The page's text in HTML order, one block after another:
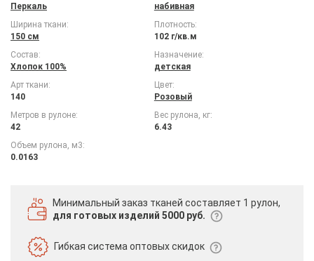
Перкаль
набивная
Ширина ткани:
150 см
Плотность:
102 г/кв.м
Состав:
Хлопок 100%
Назначение:
детская
Арт ткани:
140
Цвет:
Розовый
Метров в рулоне:
42
Вес рулона, кг:
6.43
Объем рулона, м3:
0.0163
Минимальный заказ тканей составляет 1 рулон,
для готовых изделий 5000 руб.
Гибкая системаоптовых скидок